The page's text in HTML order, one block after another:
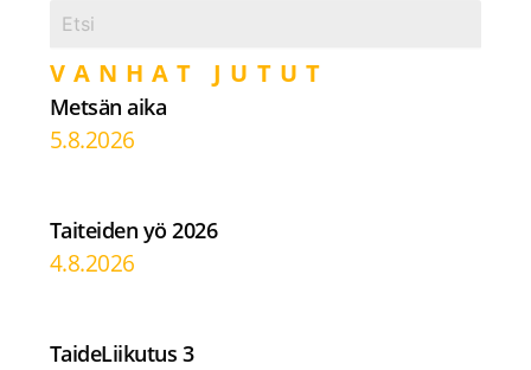
VANHAT JUTUT
Metsän aika
5.8.2026
Taiteiden yö 2026
4.8.2026
TaideLiikutus 3